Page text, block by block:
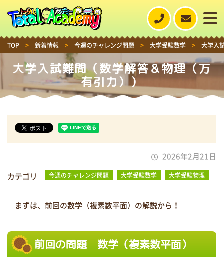
TOP > 新着情報 > 今週のチャレンジ問題 > 大学受験数学 > 大学入
大学入試難問（数学解答＆物理（万
有引力））
2026年2月21日
カテゴリ
今週のチャレンジ問題 大学受験数学 大学受験物理
まずは、前回の数学（複素数平面）の解説から！
前回の問題 数学（複素数平面）